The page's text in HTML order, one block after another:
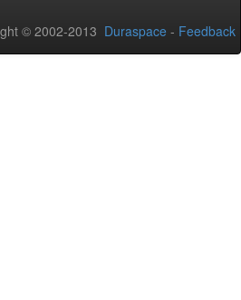
© 2002-2013 Duraspace - Feedback